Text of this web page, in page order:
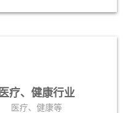
医疗、健康行业
医疗、健康等